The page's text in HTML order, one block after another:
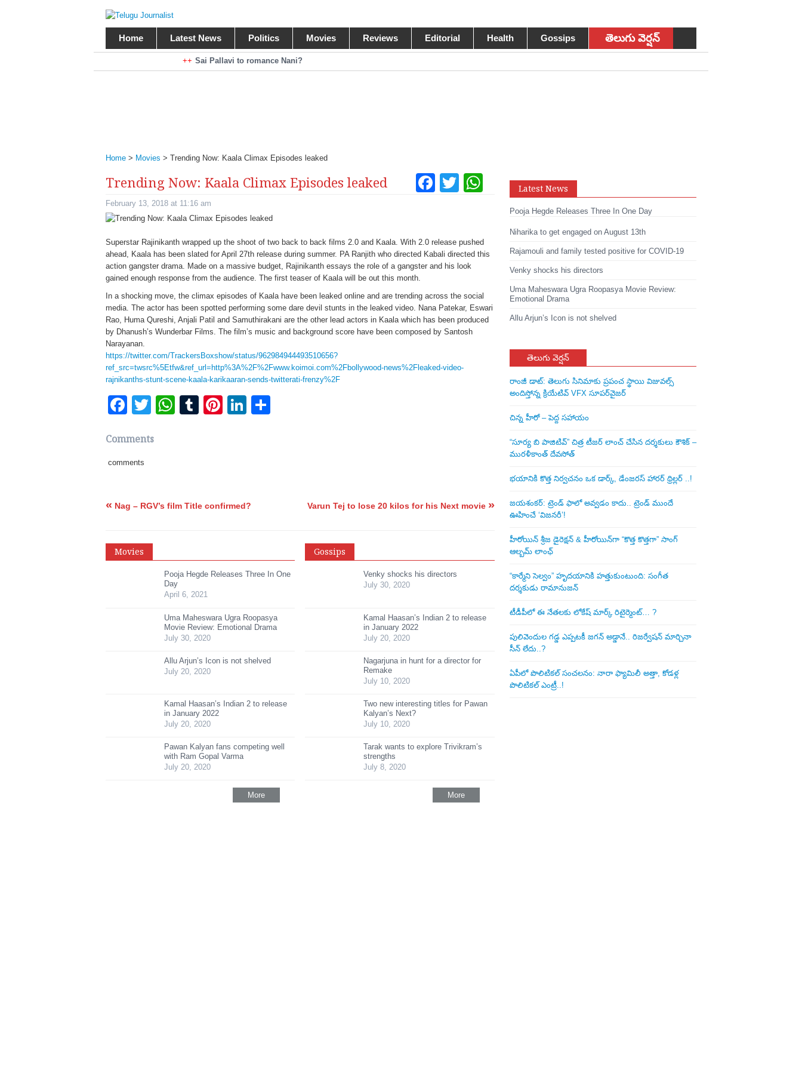
Home Latest News Politics Movies Reviews Editorial Health Gossips తెలుగు వెర్షన్
Sai Pallavi to romance Nani?
Kiara Advani to romance Pawan Kalyan
Home > Movies > Trending Now: Kaala Climax Episodes leaked
Trending Now: Kaala Climax Episodes leaked Facebook
TwitterWhatsApp
Pinterest
LinkedIn
February 13, 2018 at 11:16 am
Superstar Rajinikanth wrapped up the shoot of two back to back films 2.0 and Kaala. With 2.0 release pushed
ahead, Kaala has been slated for April 27th release during summer. PA Ranjith who directed Kabali directed this
action gangster drama. Made on a massive budget, Rajinikanth essays the role of a gangster and his look
gained enough response from the audience. The first teaser of Kaala will be out this month.
In a shocking move, the climax episodes of Kaala have been leaked online and are trending across the social
media. The actor has been spotted performing some dare devil stunts in the leaked video. Nana Patekar, Eswari
Rao, Huma Qureshi, Anjali Patil and Samuthirakani are the other lead actors in Kaala which has been produced
by Dhanush’s Wunderbar Films. The film’s music and background score have been composed by Santosh
Narayanan.
https://twitter.com/TrackersBoxshow/status/962984944493510656?
ref_src=twsrc%5Etfw&ref_url=http%3A%2F%2Fwww.koimoi.com%2Fbollywood-news%2Fleaked-video-
rajnikanths-stunt-scene-kaala-karikaaran-sends-twitterati-frenzy%2F
Facebook
TwitterWhatsApp
TumblrPinterest
LinkedIn
Comments
comments
« Nag – RGV’s film Title confirmed? Varun Tej to lose 20 kilos for his Next movie »
Movies
Pooja Hegde Releases Three In One
Day
April 6, 2021
Uma Maheswara Ugra Roopasya
Movie Review: Emotional Drama
July 30, 2020
Allu Arjun’s Icon is not shelved
July 20, 2020
Kamal Haasan’s Indian 2 to release
in January 2022
July 20, 2020
Pawan Kalyan fans competing well
with Ram Gopal Varma
July 20, 2020
More
Gossips
Venky shocks his directors
July 30, 2020
Kamal Haasan’s Indian 2 to release
in January 2022
July 20, 2020
Nagarjuna in hunt for a director for
Remake
July 10, 2020
Two new interesting titles for Pawan
Kalyan’s Next?
July 10, 2020
Tarak wants to explore Trivikram’s
strengths
July 8, 2020
More
Latest News
Pooja Hegde Releases Three In One Day
Niharika to get engaged on August 13th
Rajamouli and family tested positive for COVID-19
Venky shocks his directors
Uma Maheswara Ugra Roopasya Movie Review:
Emotional Drama
Allu Arjun’s Icon is not shelved
తెలుగు వెర్షన్
రాంజీ డాట్: తెలుగు సినిమాకు ప్రపంచ స్థాయి విజువల్స్
అందిస్తోన్న క్రియేటివ్ VFX సూపర్‌వైజర్
చిన్న హీరో – పెద్ద సహాయం
“సూర్య బి పాజిటివ్” చిత్ర టీజర్ లాంచ్ చేసిన‌ దర్శకులు కౌశిక్ –
మురళీకాంత్ దేవసోత్
భయానికి కొత్త నిర్వచనం ఒక డార్క్, డేంజరస్ హారర్ థ్రిల్లర్ ..!
జయశంకర్: ట్రెండ్‌ ఫాలో అవ్వడం కాదు.. ట్రెండ్‌ ముందే
ఊహించే ‘విజనరీ’!
హీరోయిన్ శ్రీజ డైరెక్ష‌న్ & హీరోయిన్‌గా “కొత్త కొత్తగా” సాంగ్
ఆల్బమ్ లాంఛ్
“కార్మేని సెల్వం” హృదయానికి హత్తుకుంటుంది: సంగీత
దర్శకుడు రామానుజన్
టీడీపీలో ఈ నేత‌ల‌కు లోకేష్ మార్క్ రిటైర్మెంట్‌… ?
పులివెందుల గ‌డ్డ ఎప్ప‌ట‌కీ జ‌గ‌న్ అడ్డానే.. రిజ‌ర్వేష‌న్ మార్చినా
సీన్ లేదు..?
ఏపీలో పొలిటిక‌ల్ సంచ‌ల‌నం: నారా ఫ్యామిలీ అత్తా, కోడ‌ళ్ల
పొలిటికల్ ఎంట్రీ..!